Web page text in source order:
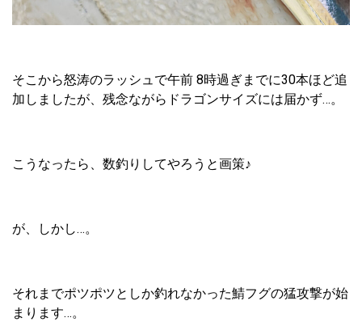
そこから怒涛のラッシュで午前 8時過ぎまでに30本ほど追
加しましたが、残念ながらドラゴンサイズには届かず…。
こうなったら、数釣りしてやろうと画策♪
が、しかし…。
それまでポツポツとしか釣れなかった鯖フグの猛攻撃が始
まります…。